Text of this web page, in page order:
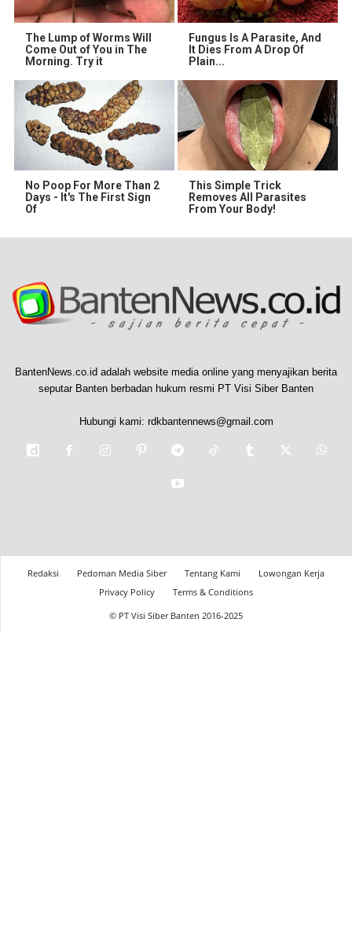
The Lump of Worms Will
Come Out of You in The
Morning. Try it
Fungus Is A Parasite, And
It Dies From A Drop Of
Plain...
No Poop For More Than 2
Days - It's The First Sign
Of
This Simple Trick
Removes All Parasites
From Your Body!
BantenNews.co.id adalah website media online yang menyajikan berita
seputar Banten berbadan hukum resmi PT Visi Siber Banten
Hubungi kami: rdkbantennews@gmail.com
Redaksi Pedoman Media Siber Tentang Kami
Lowongan Kerja
Privacy Policy
Terms & Conditions
© PT Visi Siber Banten 2016-2025